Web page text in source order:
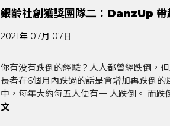
銀齡社創獲獎團隊二：DanzUp 帶
2021年 07月 07日
你有没有跌倒的經驗？人人都曾經跌倒，
長者在6個月內跌過的話是會增加再跌倒
中，每年大約每五人便有一 人跌倒。 而
文